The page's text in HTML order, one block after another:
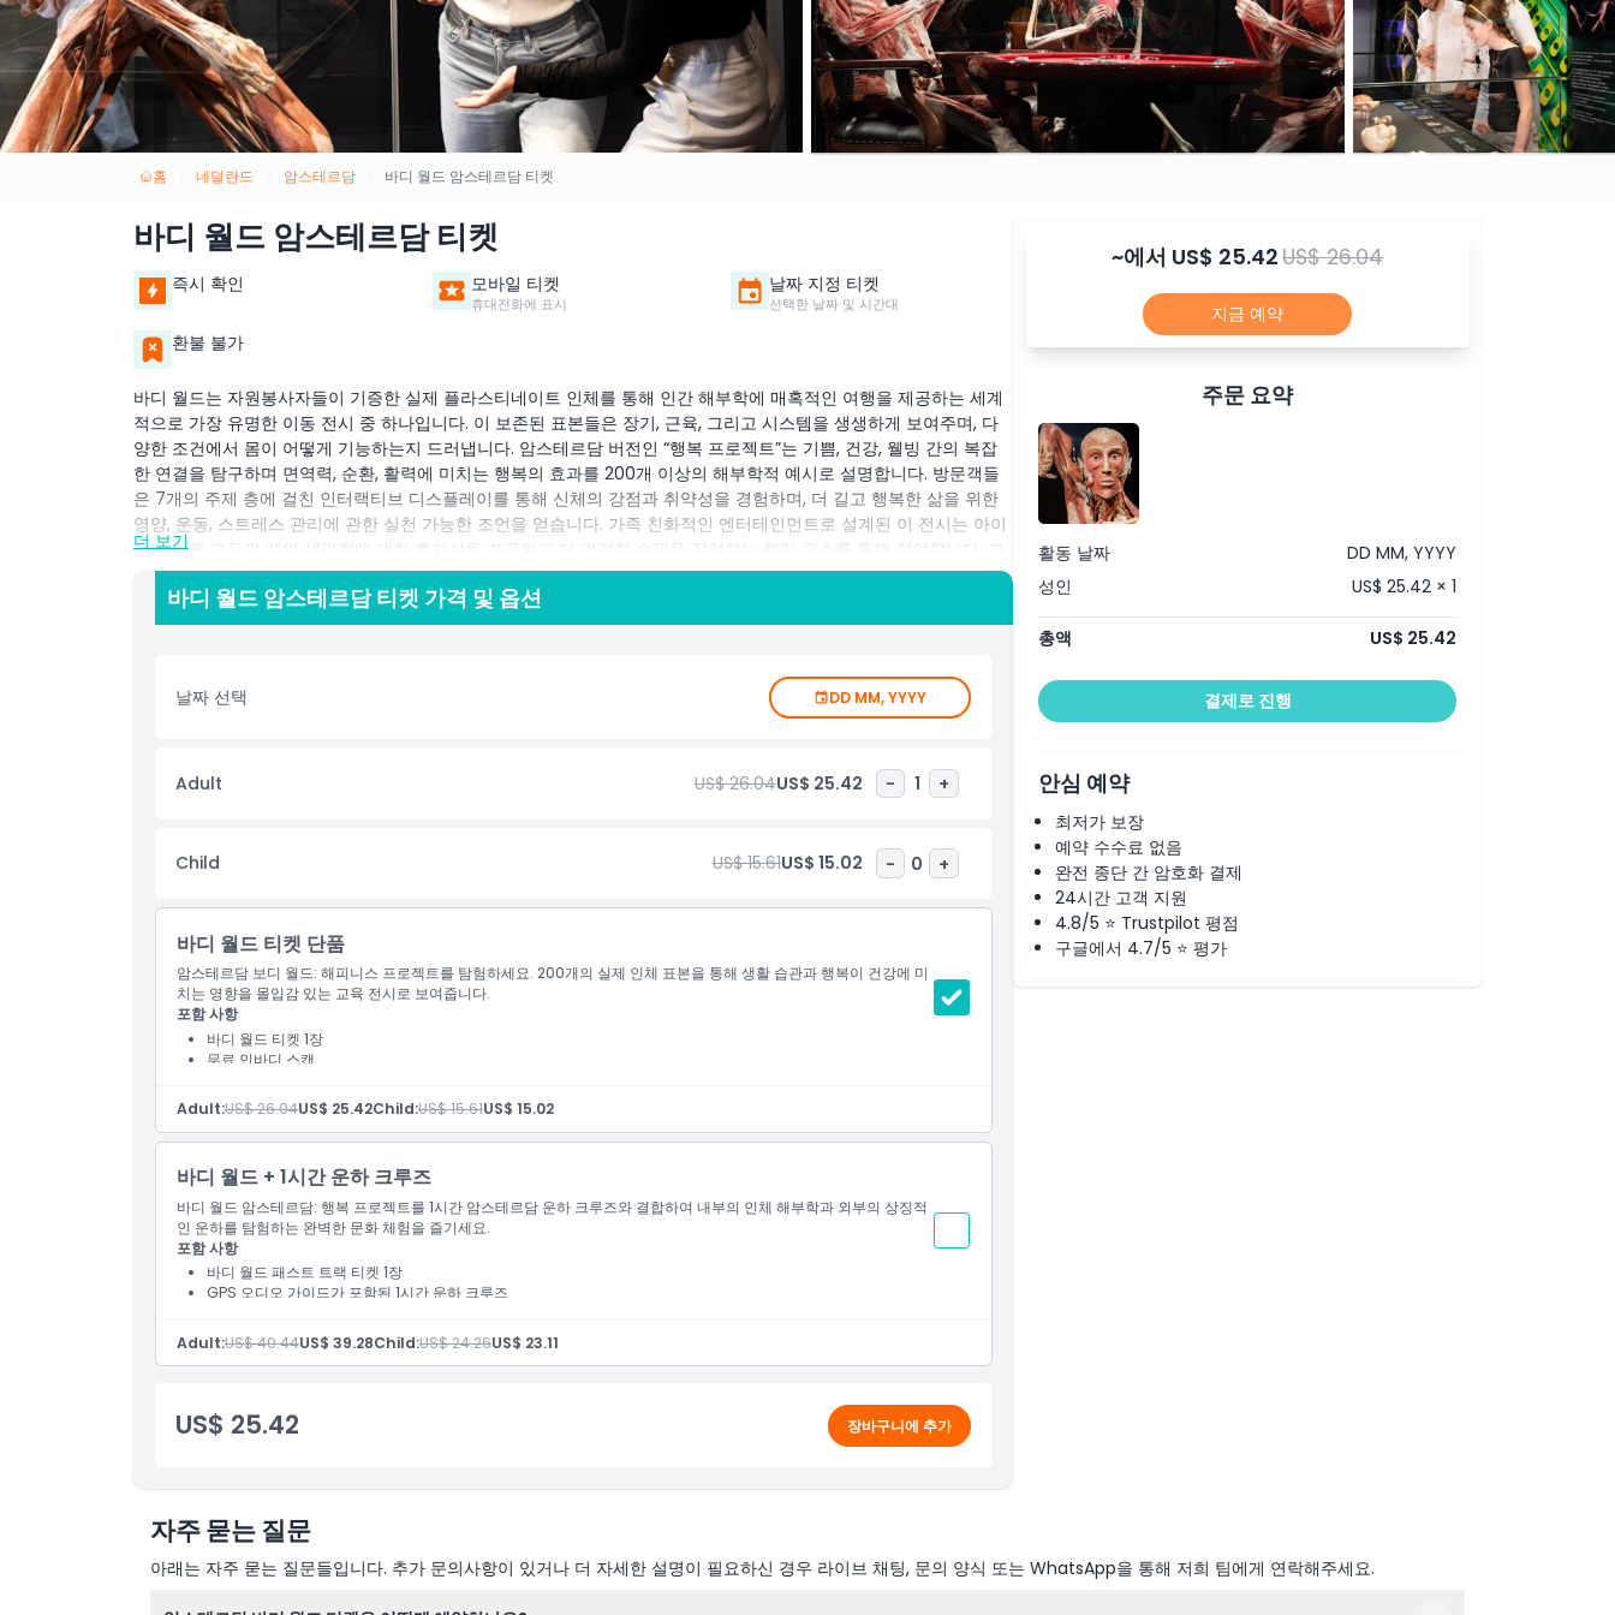
홈 네덜란드 암스테르담 바디 월드 암스테르담 티켓
바디 월드 암스테르담 티켓
즉시 확인 모바일 티켓
휴대전화에 표시
날짜 지정 티켓
선택한 날짜 및 시간대
환불 불가
바디 월드는 자원봉사자들이 기증한 실제 플라스티네이트 인체를 통해 인간 해부학에 매혹적인 여행을 제공하는 세계
적으로 가장 유명한 이동 전시 중 하나입니다. 이 보존된 표본들은 장기, 근육, 그리고 시스템을 생생하게 보여주며, 다
양한 조건에서 몸이 어떻게 기능하는지 드러냅니다. 암스테르담 버전인 “행복 프로젝트”는 기쁨, 건강, 웰빙 간의 복잡
한 연결을 탐구하며 면역력, 순환, 활력에 미치는 행복의 효과를 200개 이상의 해부학적 예시로 설명합니다.​ 방문객들
은 7개의 주제 층에 걸친 인터랙티브 디스플레이를 통해 신체의 강점과 취약성을 경험하며, 더 길고 행복한 삶을 위한
영양, 운동, 스트레스 관리에 관한 실천 가능한 조언을 얻습니다. 가족 친화적인 엔터테인먼트로 설계된 이 전시는 아이
들과 어른 모두가 개인 생리학에 대한 호기심을 자극하고 더 건강한 습관을 장려하는 체험 요소를 통해 참여합니다. 교
육적이면서도 매혹적인 접근 방식은 전 세계 4천만 명 이상의 사람들을 끌어들여 암스테르담의 문화계에서 두드러진
존재가 되었습니다.​ Klook을 통한 빠른 입장 티켓 선택으로 줄을 건너뛰고 암스테르담 중심의 이 명소를 바로 즐기세요.
유연한 예약 옵션은 어떤 일정에도 맞춰져 이 인간 신체에 대한 관점을 새롭게 할 사려 깊은 경험에 원활하게 접근할 수
아동 성인 정책
포함되지 않는 사항
운영 시간
출발 종료 지점
위치
가는 방법
취소 정책
더 보기
바디 월드 암스테르담 티켓 가격 및 옵션
날짜 선택 DD MM, YYYY
Adult US$ 26.04US$ 25.42 - 1 +
Child US$ 15.61US$ 15.02 - 0 +
바디 월드 티켓 단품
암스테르담 보디 월드: 해피니스 프로젝트를 탐험하세요. 200개의 실제 인체 표본을 통해 생활 습관과 행복이 건강에 미
치는 영향을 몰입감 있는 교육 전시로 보여줍니다.
포함 사항
바디 월드 티켓 1장
무료 인바디 스캔
Adult:US$ 26.04US$ 25.42Child:US$ 15.61US$ 15.02
바디 월드 + 1시간 운하 크루즈
바디 월드 암스테르담: 행복 프로젝트를 1시간 암스테르담 운하 크루즈와 결합하여 내부의 인체 해부학과 외부의 상징적
인 운하를 탐험하는 완벽한 문화 체험을 즐기세요.
포함 사항
바디 월드 패스트 트랙 티켓 1장
GPS 오디오 가이드가 포함된 1시간 운하 크루즈
Adult:US$ 40.44US$ 39.28Child:US$ 24.26US$ 23.11
US$ 25.42 장바구니에 추가
~에서 US$ 25.42US$ 26.04
지금 예약
주문 요약
활동 날짜
DD MM, YYYY
성인
US$ 25.42 × 1
총액 US$ 25.42
결제로 진행
안심 예약
최저가 보장
예약 수수료 없음
완전 종단 간 암호화 결제
24시간 고객 지원
4.8/5 ⭐ Trustpilot 평점
구글에서 4.7/5 ⭐ 평가
자주 묻는 질문
아래는 자주 묻는 질문들입니다. 추가 문의사항이 있거나 더 자세한 설명이 필요하신 경우 라이브 채팅, 문의 양식 또는 WhatsApp을 통해 저희 팀에게 연락해주세요.